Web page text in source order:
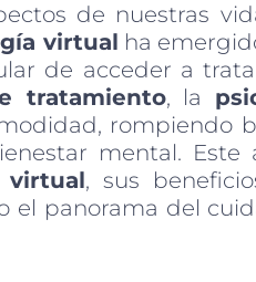
de nuestras
virtual ha
de acceder a
tratamiento, la
rompiendo
mental. Este
virtual, sus
el panorama del